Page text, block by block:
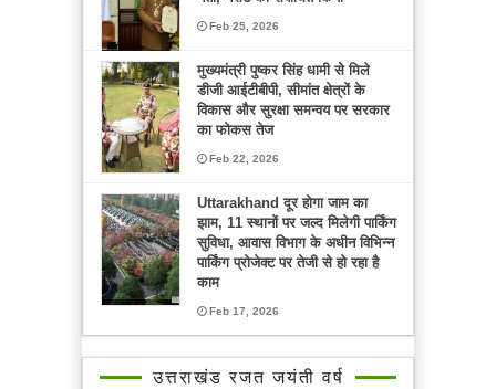
Feb 25, 2026
मुख्यमंत्री पुष्कर सिंह धामी से मिले
डीजी आईटीबीपी, सीमांत क्षेत्रों के
विकास और सुरक्षा समन्वय पर सरकार
का फोकस तेज
Feb 22, 2026
Uttarakhand दूर होगा जाम का
झाम, 11 स्थानों पर जल्द मिलेगी पार्किंग
सुविधा, आवास विभाग के अधीन विभिन्न
पार्किंग प्रोजेक्ट पर तेजी से हो रहा है
काम
Feb 17, 2026
उत्तराखंड रजत जयंती वर्ष